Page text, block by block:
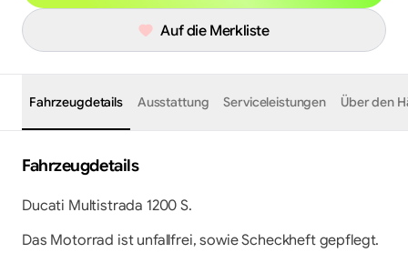
Auf die Merkliste
Fahrzeugdetails Ausstattung Serviceleistungen Über den
Fahrzeugdetails
Ducati Multistrada 1200 S.
Das Motorrad ist unfallfrei, sowie Scheckheft gepflegt.